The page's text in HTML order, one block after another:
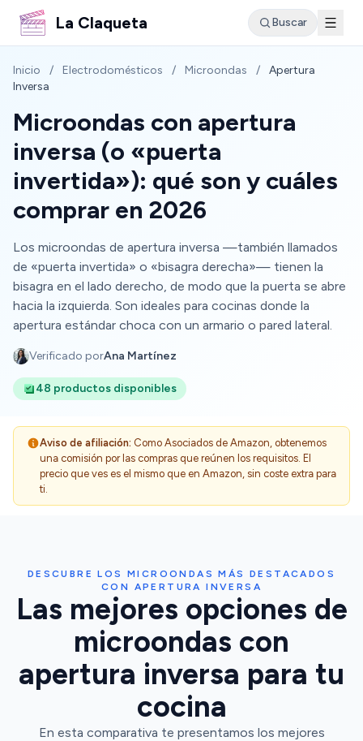
La Claqueta Buscar
Inicio / Electrodomésticos / Microondas /
Apertura
Inversa
Microondas con apertura
inversa (o «puerta
invertida»): qué son y cuáles
comprar en 2026
Los microondas de apertura inversa —también llamados
de «puerta invertida» o «bisagra derecha»— tienen la
bisagra en el lado derecho, de modo que la puerta se abre
hacia la izquierda. Son ideales para cocinas donde la
apertura estándar choca con un armario o pared lateral.
Verificado porAna Martínez
48 productos disponibles
Aviso de afiliación: Como Asociados de Amazon, obtenemos
una comisión por las compras que reúnen los requisitos. El
precio que ves es el mismo que en Amazon, sin coste extra para
ti.
DESCUBRE LOS MICROONDAS MÁS DESTACADOS
CON APERTURA INVERSA
Las mejores opciones de
microondas con
apertura inversa para tu
cocina
En esta comparativa te presentamos los mejores